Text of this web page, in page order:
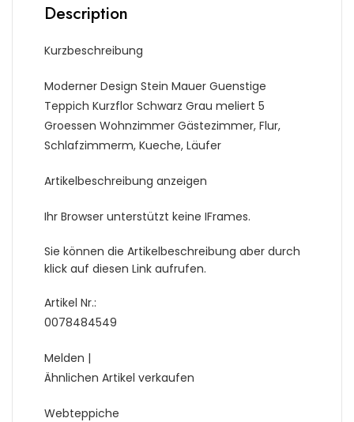
Description
Kurzbeschreibung
Moderner Design Stein Mauer Guenstige
Teppich Kurzflor Schwarz Grau meliert 5
Groessen Wohnzimmer Gästezimmer, Flur,
Schlafzimmerm, Kueche, Läufer
Artikelbeschreibung anzeigen
Ihr Browser unterstützt keine IFrames.
Sie können die Artikelbeschreibung aber durch
klick auf diesen Link aufrufen.
Artikel Nr.:
0078484549
Melden |
Ähnlichen Artikel verkaufen
Webteppiche